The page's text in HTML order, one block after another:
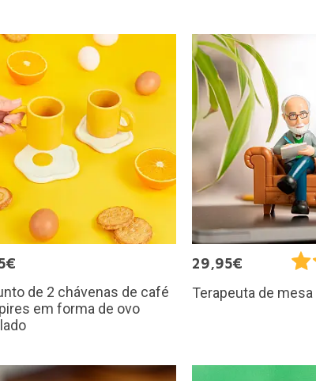
de 2 chávenas de café
em forma de ovo
29,95€
Terapeuta de mesa